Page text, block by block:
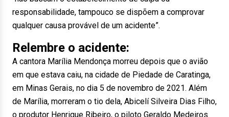
responsabilidade, tampouco se dispõem a comprovar
qualquer causa provável de um acidente”.
Relembre o acidente:
A cantora Marília Mendonça morreu depois que o avião
em que estava caiu, na cidade de Piedade de Caratinga,
em Minas Gerais, no dia 5 de novembro de 2021. Além
de Marília, morreram o tio dela, Abicelí Silveira Dias Filho,
o produtor Henrique Ribeiro, o piloto Geraldo Medeiros